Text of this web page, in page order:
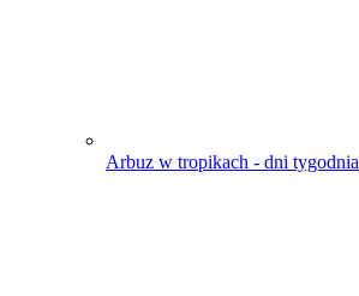
Arbuz w tropikach - dni tygodnia